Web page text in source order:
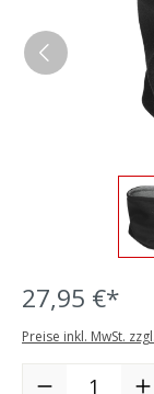
27,95 €*
Preise inkl. MwSt.
Produkt Anzahl: